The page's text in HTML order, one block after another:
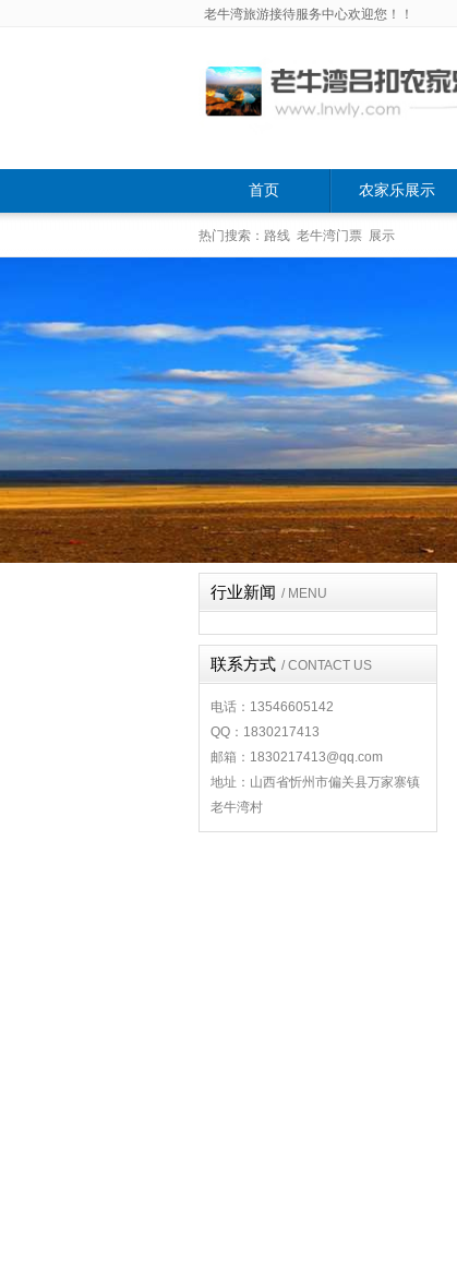
老牛湾旅游接待服务中心欢迎您！！
首页 农家乐展示
热门搜索：路线 老牛湾门票 展示
行业新闻 / MENU
联系方式 / CONTACT US
电话：13546605142
QQ：1830217413
邮箱：1830217413@qq.com
地址：山西省忻州市偏关县万家寨镇
老牛湾村